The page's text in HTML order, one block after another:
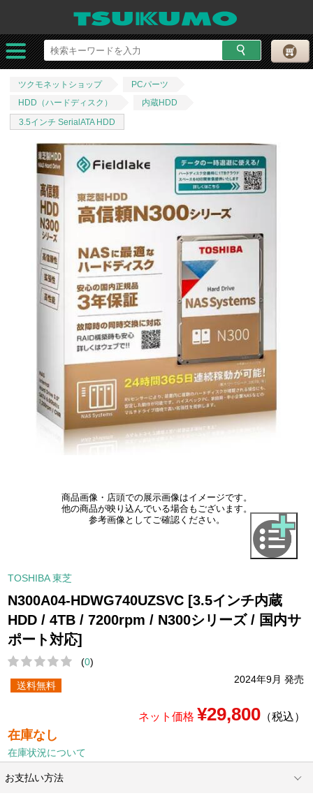
ツクモネットショップ
PCパーツ
HDD（ハードディスク）
内蔵HDD
3.5インチ SerialATA HDD
商品画像・店頭での展示画像はイメージです。
他の商品が映り込んでいる場合もございます。
参考画像としてご確認ください。
TOSHIBA 東芝
N300A04-HDWG740UZSVC [3.5インチ内蔵
HDD / 4TB / 7200rpm / N300シリーズ / 国内サ
ポート対応]
(0)
2024年9月 発売
送料無料
ネット価格 ¥29,800（税込）
在庫なし
在庫状況について
お支払い方法